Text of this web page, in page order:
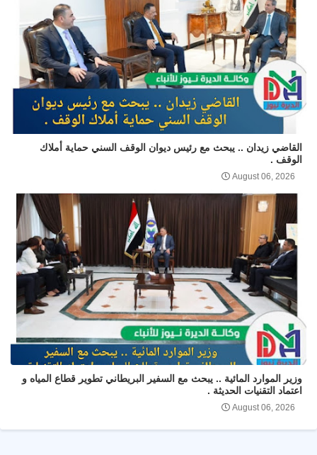
القاضي زيدان .. يبحث مع رئيس ديوان الوقف السني حماية أملاك
الوقف .
August 06, 2026
وزير الموارد المائية .. يبحث مع السفير البريطاني تطوير قطاع المياه و
اعتماد التقنيات الحديثة .
August 06, 2026